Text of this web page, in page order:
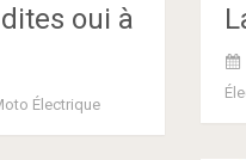
oui à
Électrique